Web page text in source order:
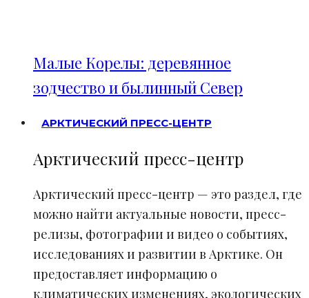
Малые Корелы: деревянное
зодчество и былинный Север
АРКТИЧЕСКИЙ ПРЕСС-ЦЕНТР
Арктический пресс-центр
Арктический пресс-центр — это раздел, где
можно найти актуальные новости, пресс-
релизы, фотографии и видео о событиях,
исследованиях и развитии в Арктике. Он
предоставляет информацию о
климатических изменениях, экологических